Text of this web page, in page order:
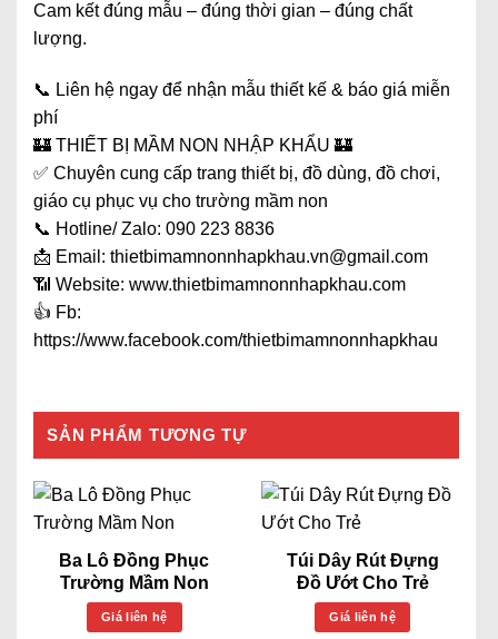
Cam kết đúng mẫu – đúng thời gian – đúng chất
lượng.
📞 Liên hệ ngay để nhận mẫu thiết kế & báo giá miễn
phí
🏰 THIẾT BỊ MẦM NON NHẬP KHẨU 🏰
✅ Chuyên cung cấp trang thiết bị, đồ dùng, đồ chơi,
giáo cụ phục vụ cho trường mầm non
📞 Hotline/ Zalo: 090 223 8836
📩 Email: thietbimamnonnhapkhau.vn@gmail.com
📶 Website: www.thietbimamnonnhapkhau.com
👍 Fb:
https://www.facebook.com/thietbimamnonnhapkhau
SẢN PHẨM TƯƠNG TỰ
Ba Lô Đồng Phục
Trường Mầm Non
Giá liên hệ
Túi Dây Rút Đựng
Đồ Ướt Cho Trẻ
Giá liên hệ